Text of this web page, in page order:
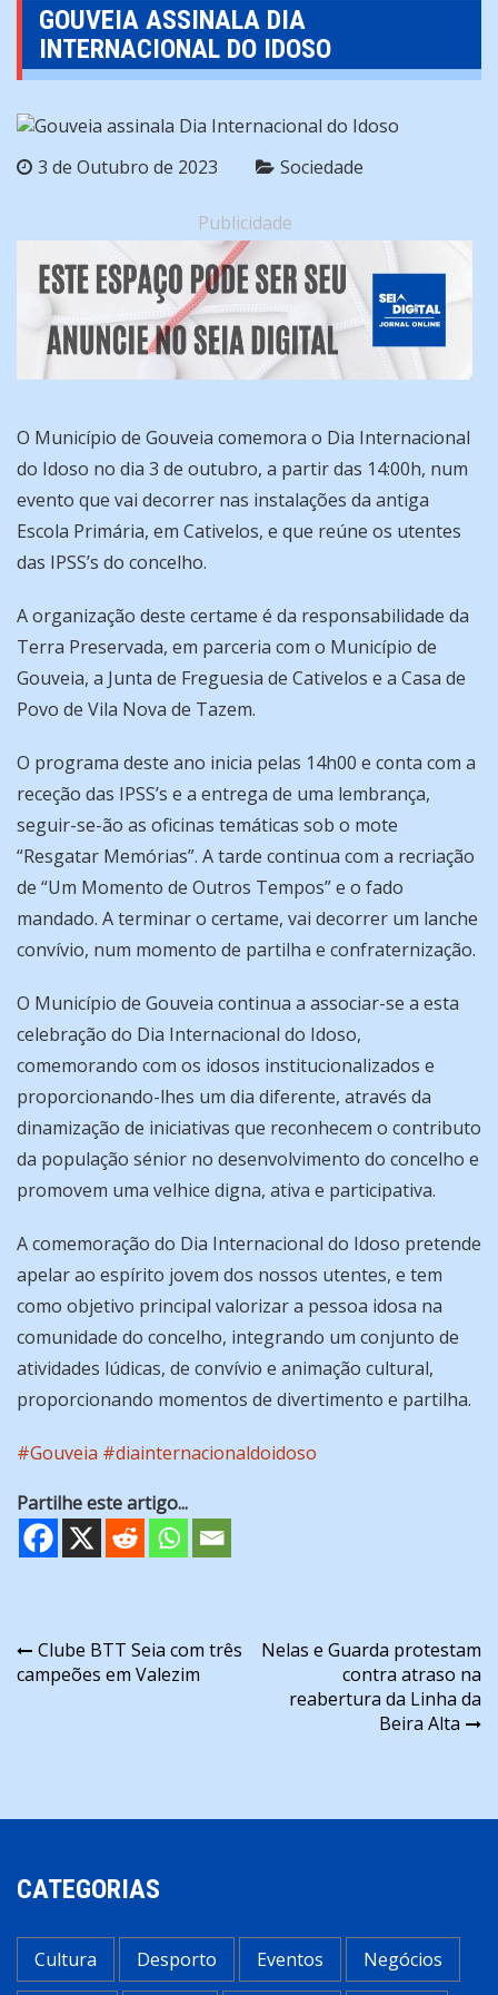
GOUVEIA ASSINALA DIA
INTERNACIONAL DO IDOSO
3 de Outubro de 2023 Sociedade
Publicidade
O Município de Gouveia comemora o Dia Internacional
do Idoso no dia 3 de outubro, a partir das 14:00h, num
evento que vai decorrer nas instalações da antiga
Escola Primária, em Cativelos, e que reúne os utentes
das IPSS’s do concelho.
A organização deste certame é da responsabilidade da
Terra Preservada, em parceria com o Município de
Gouveia, a Junta de Freguesia de Cativelos e a Casa de
Povo de Vila Nova de Tazem.
O programa deste ano inicia pelas 14h00 e conta com a
receção das IPSS’s e a entrega de uma lembrança,
seguir-se-ão as oficinas temáticas sob o mote
“Resgatar Memórias”. A tarde continua com a recriação
de “Um Momento de Outros Tempos” e o fado
mandado. A terminar o certame, vai decorrer um lanche
convívio, num momento de partilha e confraternização.
O Município de Gouveia continua a associar-se a esta
celebração do Dia Internacional do Idoso,
comemorando com os idosos institucionalizados e
proporcionando-lhes um dia diferente, através da
dinamização de iniciativas que reconhecem o contributo
da população sénior no desenvolvimento do concelho e
promovem uma velhice digna, ativa e participativa.
A comemoração do Dia Internacional do Idoso pretende
apelar ao espírito jovem dos nossos utentes, e tem
como objetivo principal valorizar a pessoa idosa na
comunidade do concelho, integrando um conjunto de
atividades lúdicas, de convívio e animação cultural,
proporcionando momentos de divertimento e partilha.
#Gouveia #diainternacionaldoidoso
Partilhe este artigo...
Navegação
de
Clube BTT Seia com três
campeões em Valezim
Nelas e Guarda protestam
contra atraso na
reabertura da Linha da
Beira Alta
CATEGORIAS
Cultura Desporto Eventos Negócios